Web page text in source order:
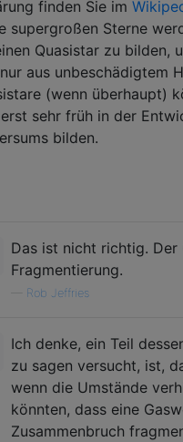
finden Sie im
supergroßen Sterne
Quasistar zu bilden,
aus unbeschädigtem
(wenn überhaupt)
sehr früh in der
bilden.
Das ist nicht richtig. Der
Fragmentierung.
Rob Jeffries
Ich denke, ein Teil
zu sagen versucht, ist,
wenn die Umstände
könnten, dass eine
Zusammenbruch